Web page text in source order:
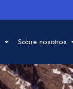
Sobre nosotros